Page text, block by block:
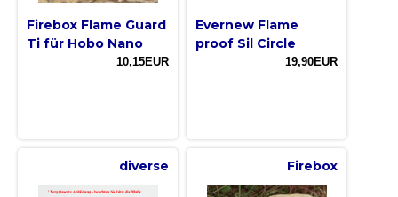
Firebox Flame Guard
Ti für Hobo Nano
10,15EUR
Evernew Flame
proof Sil Circle
19,90EUR
diverse Firebox